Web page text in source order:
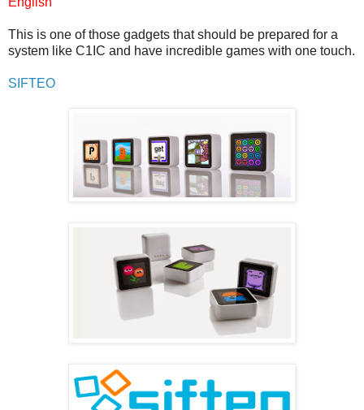
This is one of those gadgets that should be prepared for a
system like C1IC and have incredible games with one touch.
SIFTEO